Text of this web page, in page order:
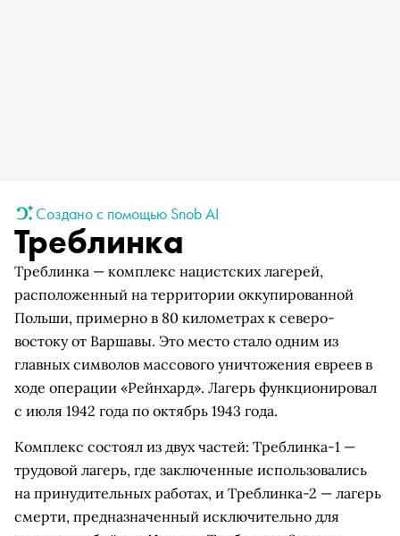
Создано с помощью Snob AI
Треблинка
Треблинка — комплекс нацистских лагерей,
расположенный на территории оккупированной
Польши, примерно в 80 километрах к северо-
востоку от Варшавы. Это место стало одним из
главных символов массового уничтожения евреев в
ходе операции «Рейнхард». Лагерь функционировал
с июля 1942 года по октябрь 1943 года.
Комплекс состоял из двух частей: Треблинка-1 —
трудовой лагерь, где заключенные использовались
на принудительных работах, и Треблинка-2 — лагерь
смерти, предназначенный исключительно для